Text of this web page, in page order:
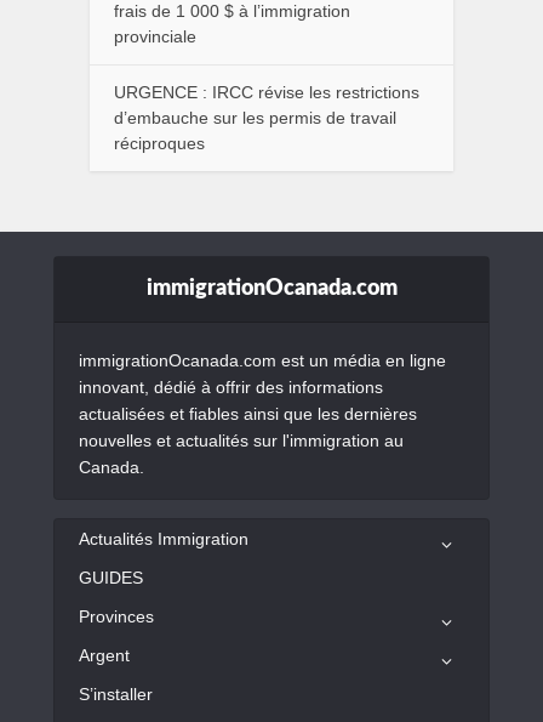
frais de 1 000 $ à l’immigration
provinciale
URGENCE : IRCC révise les restrictions
d’embauche sur les permis de travail
réciproques
immigrationOcanada.com
immigrationOcanada.com est un média en ligne
innovant, dédié à offrir des informations
actualisées et fiables ainsi que les dernières
nouvelles et actualités sur l'immigration au
Canada.
Actualités Immigration
GUIDES
Provinces
Argent
S’installer